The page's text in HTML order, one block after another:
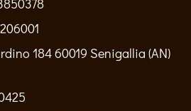
184 60019 Senigallia (AN)